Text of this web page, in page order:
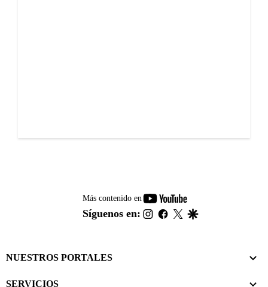
Más contenido en
youtube-
footer
Síguenos en: instagram
facebook
twitter
NUESTROS PORTALES
SERVICIOS